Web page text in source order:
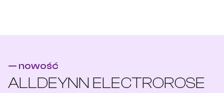
— nowość
ALLDEYNN ELECTROROSE